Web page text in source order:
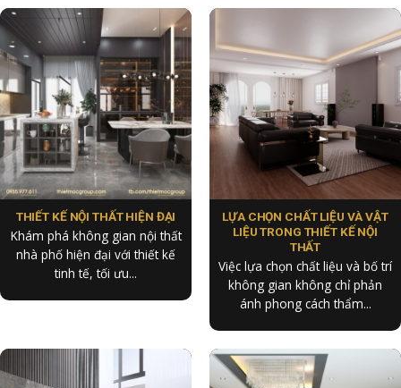
THIẾT KẾ NỘI THẤT HIỆN ĐẠI
Khám phá không gian nội thất
nhà phố hiện đại với thiết kế
tinh tế, tối ưu...
LỰA CHỌN CHẤT LIỆU VÀ VẬT
LIỆU TRONG THIẾT KẾ NỘI
THẤT
Việc lựa chọn chất liệu và bố trí
không gian không chỉ phản
ánh phong cách thẩm...